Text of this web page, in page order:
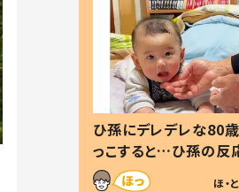
ひ孫にデレデレな80
っこすると…ひ孫の反
した」「可愛くて仕方ない
ほ・